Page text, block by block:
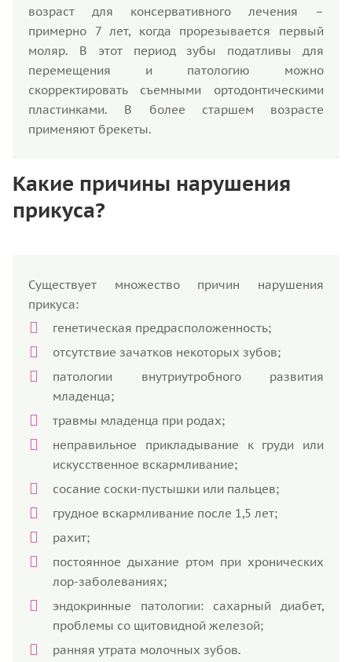
возраст для консервативного лечения –
примерно 7 лет, когда прорезывается первый
моляр. В этот период зубы податливы для
перемещения и патологию можно
скорректировать съемными ортодонтическими
пластинками. В более старшем возрасте
применяют брекеты.
Какие причины нарушения
прикуса?
Существует множество причин нарушения
прикуса:
генетическая предрасположенность;
отсутствие зачатков некоторых зубов;
патологии внутриутробного развития
младенца;
травмы младенца при родах;
неправильное прикладывание к груди или
искусственное вскармливание;
сосание соски-пустышки или пальцев;
грудное вскармливание после 1,5 лет;
рахит;
постоянное дыхание ртом при хронических
лор-заболеваниях;
эндокринные патологии: сахарный диабет,
проблемы со щитовидной железой;
ранняя утрата молочных зубов.